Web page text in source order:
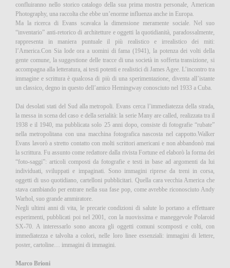
confluiranno nello storico catalogo della sua prima mostra personale, American
Photography, una raccolta che ebbe un’enorme influenza anche in Europa.
Ma la ricerca di Evans scavalca la dimensione meramente sociale. Nel suo
“inventario” anti-retorico di architetture e oggetti la quotidianità, paradossalmente,
rappresenta in maniera puntuale il più realistico e irrealistico dei miti:
l’America.Con Sia lode ora a uomini di fama (1941), la potenza dei volti della
gente comune, la suggestione delle tracce di una società in sofferta transizione, si
accompagna alla letteratura, ai testi potenti e realistici di James Agee. L’incontro tra
immagine e scrittura è qualcosa di più di una sperimentazione, diventa all’istante
un classico, degno in questo dell’amico Hemingway conosciuto nel 1933 a Cuba.
Dai desolati stati del Sud alla metropoli. Evans cerca l’immediatezza della strada,
la messa in scena del caso e della serialità: la serie Many are called, realizzata tra il
1938 e il 1940, ma pubblicata solo 25 anni dopo, consiste di fotografie “rubate”
nella metropolitana con una macchina fotografica nascosta nel cappotto.Walker
Evans lavorò a stretto contatto con molti scrittori americani e non abbandonò mai
la scrittura. Fu assunto come redattore dalla rivista Fortune ed elaborò la forma dei
“foto-saggi”: articoli composti da fotografie e testi in base ad argomenti da lui
individuati, sviluppati e impaginati. Sono immagini riprese da treni in corsa,
oggetti di uso quotidiano, cartelloni pubblicitari. Quella cara vecchia America che
stava cambiando per entrare nella sua fase pop, come avrebbe riconosciuto Andy
Warhol, suo grande ammiratore.
Negli ultimi anni di vita, le precarie condizioni di salute lo portano a effettuare
esperimenti, pubblicati poi nel 2001, con la nuovissima e maneggevole Polaroid
SX-70. A interessarlo sono ancora gli oggetti comuni scomposti e colti, con
immediatezza e talvolta a colori, nelle loro linee essenziali: immagini di lettere,
poster, cartoline… immagini di immagini.
Marco Brioni